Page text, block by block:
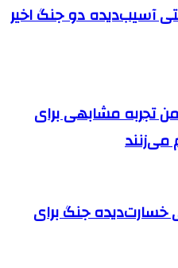
صنعتی آسیب‌دیده دو جنگ اخیر
تجربه مشابهی برای
می‌زنند
صنعتی خسارت‌دیده جنگ برای